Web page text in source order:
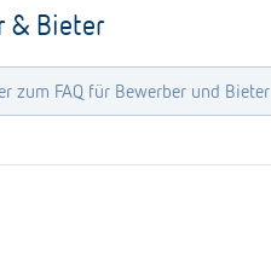
& Bieter
zum FAQ für Bewerber und Bieter